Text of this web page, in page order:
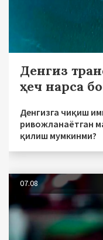
Денгиз
ҳеч нарса
Денгизга чиқиш
ривожланаётган
қилиш мумкинми?
07.08